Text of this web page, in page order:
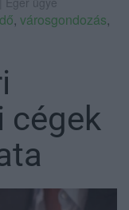
, városgondozás,
cégek